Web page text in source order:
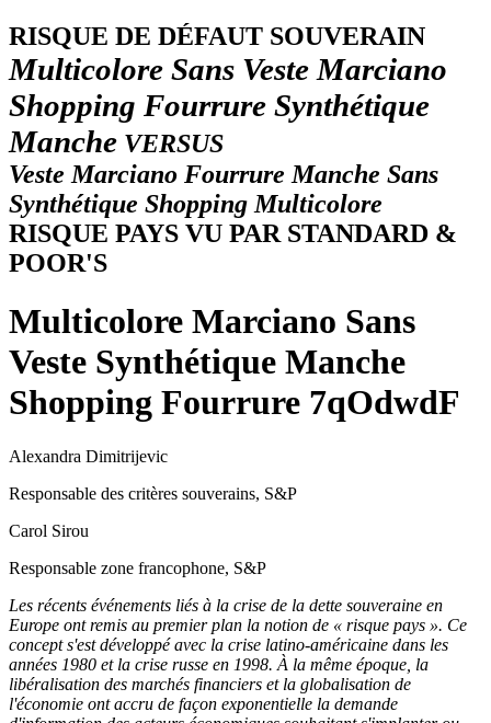
RISQUE DE DÉFAUT SOUVERAIN
Multicolore Sans Veste Marciano
Shopping Fourrure Synthétique
Manche VERSUS
Veste Marciano Fourrure Manche Sans
Synthétique Shopping Multicolore
RISQUE PAYS VU PAR STANDARD &
POOR'S
Multicolore Marciano Sans
Veste Synthétique Manche
Shopping Fourrure 7qOdwdF
Alexandra Dimitrijevic
Responsable des critères souverains, S&P
Carol Sirou
Responsable zone francophone, S&P
Les récents événements liés à la crise de la dette souveraine en
Europe ont remis au premier plan la notion de « risque pays ». Ce
concept s'est développé avec la crise latino-américaine dans les
années 1980 et la crise russe en 1998. À la même époque, la
libéralisation des marchés financiers et la globalisation de
l'économie ont accru de façon exponentielle la demande